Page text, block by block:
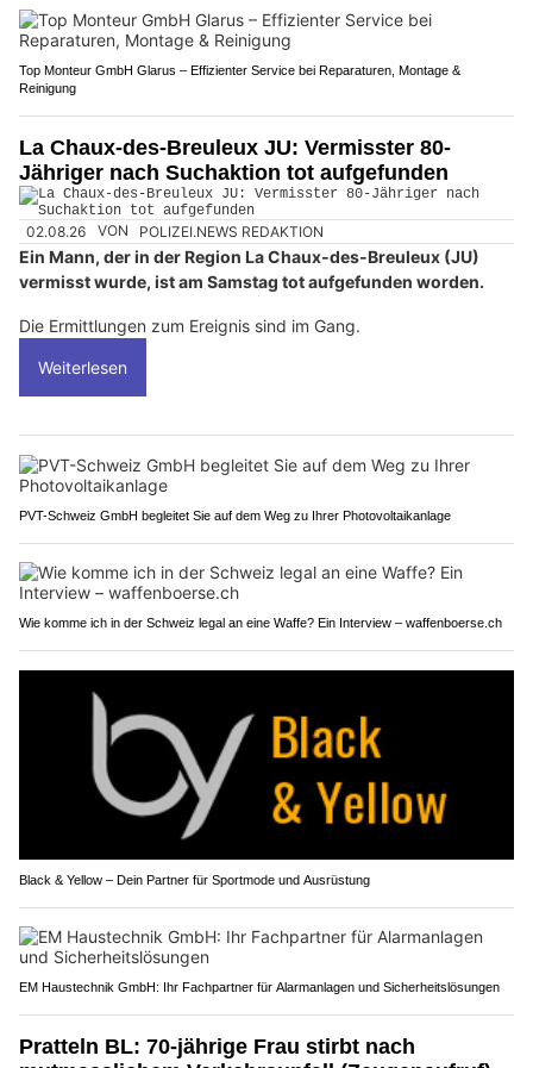
Top Monteur GmbH Glarus – Effizienter Service bei Reparaturen, Montage &
Reinigung
La Chaux-des-Breuleux JU: Vermisster 80-
Jähriger nach Suchaktion tot aufgefunden
02.08.26 VON POLIZEI.NEWS REDAKTION
Ein Mann, der in der Region La Chaux-des-Breuleux (JU)
vermisst wurde, ist am Samstag tot aufgefunden worden.
Die Ermittlungen zum Ereignis sind im Gang.
Weiterlesen
PVT-Schweiz GmbH begleitet Sie auf dem Weg zu Ihrer Photovoltaikanlage
Wie komme ich in der Schweiz legal an eine Waffe? Ein Interview – waffenboerse.ch
Black & Yellow – Dein Partner für Sportmode und Ausrüstung
EM Haustechnik GmbH: Ihr Fachpartner für Alarmanlagen und Sicherheitslösungen
Pratteln BL: 70-jährige Frau stirbt nach